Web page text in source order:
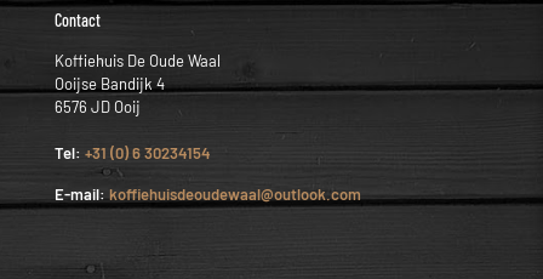
Contact
Koffiehuis De Oude Waal
Ooijse Bandijk 4
6576 JD Ooij
Tel: +31 (0) 6 30234154
E-mail:koffiehuisdeoudewaal@outlook.com